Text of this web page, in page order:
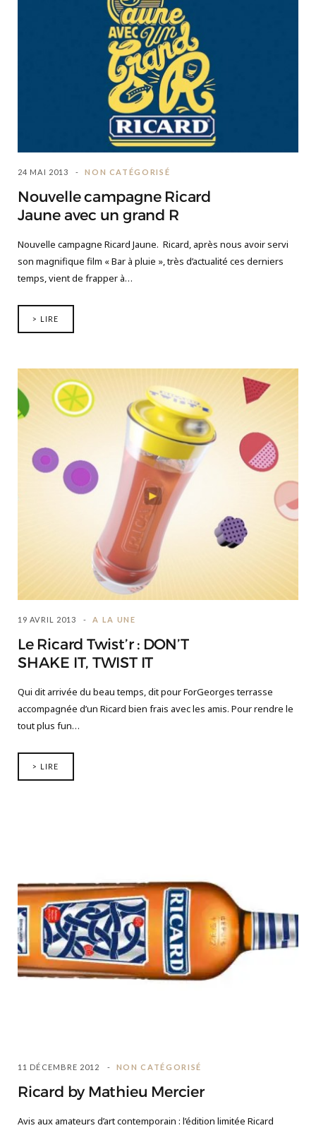
24 MAI 2013 NON CATÉGORISÉ
Nouvelle campagne Ricard
Jaune avec un grand R
Nouvelle campagne Ricard Jaune. Ricard, après nous avoir servi
son magnifique film « Bar à pluie », très d’actualité ces derniers
temps, vient de frapper à…
> LIRE
19 AVRIL 2013 A LA UNE
Le Ricard Twist’r : DON’T
SHAKE IT, TWIST IT
Qui dit arrivée du beau temps, dit pour ForGeorges terrasse
accompagnée d’un Ricard bien frais avec les amis. Pour rendre le
tout plus fun…
> LIRE
11 DÉCEMBRE 2012 NON CATÉGORISÉ
Ricard by Mathieu Mercier
Avis aux amateurs d’art contemporain : l’édition limitée Ricard